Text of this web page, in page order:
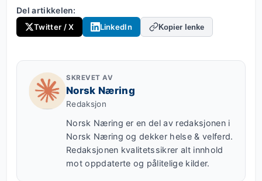
Del artikkelen:
Twitter / X LinkedIn Kopier lenke
SKREVET AV
Norsk Næring
Redaksjon
Norsk Næring er en del av redaksjonen i
Norsk Næring og dekker helse & velferd.
Redaksjonen kvalitetssikrer alt innhold
mot oppdaterte og pålitelige kilder.